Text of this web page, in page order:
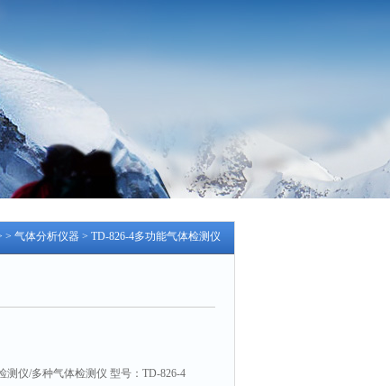
> 气体分析仪器 > TD-826-4多功能气体检测仪
测仪/多种气体检测仪 型号：TD-826-4